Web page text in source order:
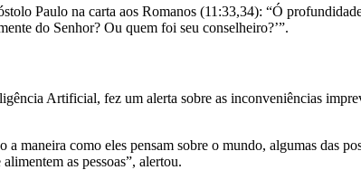
Paulo na carta aos Romanos (11:33,34): “Ó
do Senhor? Ou quem foi seu conselheiro?’”.
Artificial, fez um alerta sobre as inconveniências
a maneira como eles pensam sobre o mundo, algumas das
as pessoas”, alertou.